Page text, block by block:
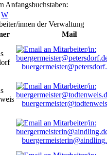
Anfangsbuchstaben:
W
innen der Verwaltung
Mail